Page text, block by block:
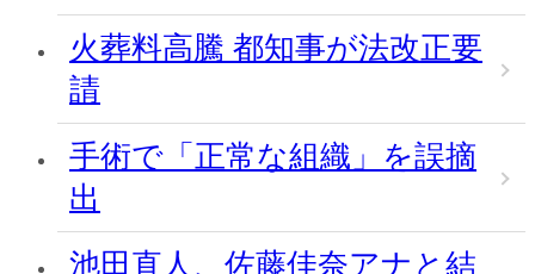
火葬料高騰 都知事が法改正要
請
手術で「正常な組織」を誤摘
出
池田直人、佐藤佳奈アナと結